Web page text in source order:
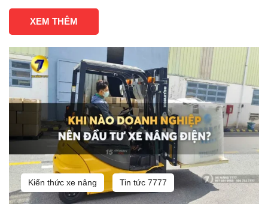
XEM THÊM
Kiến thức xe nâng Tin tức 7777